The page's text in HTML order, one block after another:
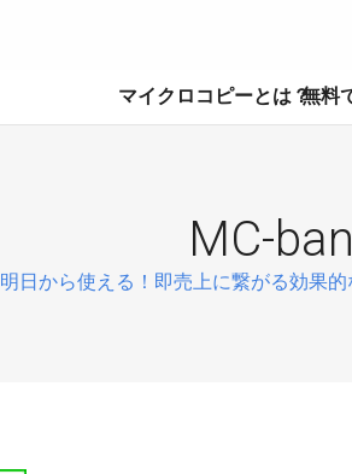
マイクロコピーとは？無料
MC-
明日から使える！即売上に繋がる効果